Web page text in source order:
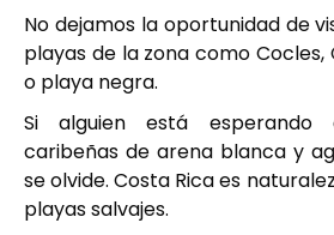
No dejamos la oportunidad de
playas de la zona como Cocles,
o playa negra.
Si alguien está esperando
caribeñas de arena blanca y
se olvide. Costa Rica es
playas salvajes.